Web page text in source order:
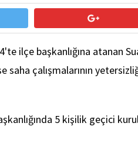
ilçe başkanlığına atanan
saha çalışmalarının
5 kişilik geçici